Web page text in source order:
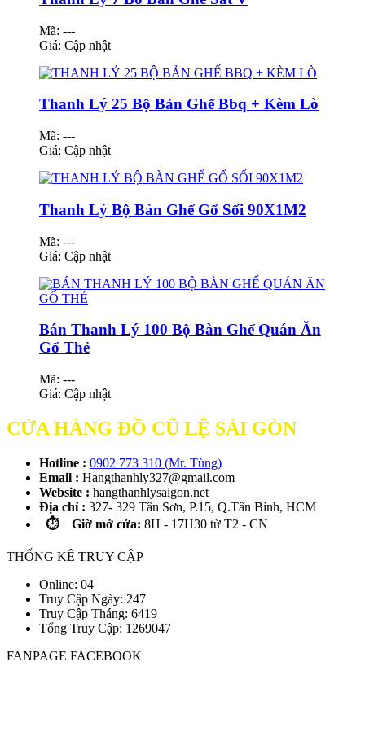
Mã: ---
Giá: Cập nhật
Thanh Lý 25 Bộ Bản Ghế Bbq + Kèm Lò
Mã: ---
Giá: Cập nhật
Thanh Lý Bộ Bàn Ghế Gổ Sối 90X1M2
Mã: ---
Giá: Cập nhật
Bán Thanh Lý 100 Bộ Bàn Ghế Quán Ăn
Gổ Thẻ
Mã: ---
Giá: Cập nhật
CỬA HÀNG ĐỒ CŨ LỆ SÀI GÒN
Hotline : 0902 773 310 (Mr. Tùng)
Email : Hangthanhly327@gmail.com
Website : hangthanhlysaigon.net
Địa chỉ : 327- 329 Tân Sơn, P.15, Q.Tân Bình, HCM
⏱️ Giờ mở cửa: 8H - 17H30 từ T2 - CN
THỐNG KÊ TRUY CẬP
Online: 04
Truy Cập Ngày: 247
Truy Cập Tháng: 6419
Tổng Truy Cập: 1 269047
FANPAGE FACEBOOK